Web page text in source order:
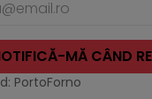
MĂ CÂND
PortoForno